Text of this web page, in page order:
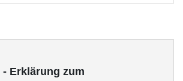
- Erklärung zum